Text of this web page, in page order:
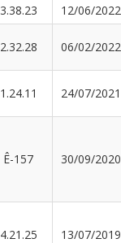
3.38.23 12/06/2022
2.32.28 06/02/2022
1.24.11 24/07/2021
Ê-157 30/09/2020
4.21.25 13/07/2019